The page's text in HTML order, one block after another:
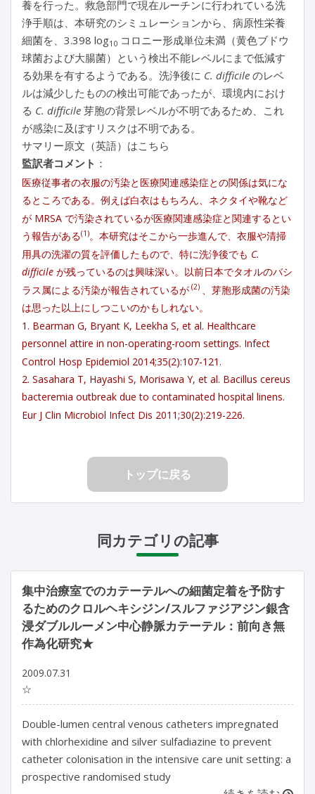
養を行った。救急部門で現在ルーチンに行われている洗
浄手順は、本研究のシミュレーションから、病原性栄養
細菌を、3.398 log10 コロニー形成単位未満（黄色ブドウ
球菌および大腸菌）という検出不能レベルにまで低減す
る効果を有するようである。洗浄後に C. difficile のレベ
ルは減少したものの検出可能であったが、環境内におけ
る C. difficile 芽胞の背景レベルが不明であるため、これ
が感染に及ぼすリスクは不明である。
サマリー原文（英語）はこちら
監訳者コメント ：
医療従事者の衣服の汚染と医療関連感染症との関係は気にな
るところである。例えば白衣はもちろん、ネクタイや靴など
が MRSA で汚染されているが医療関連感染症と関連するとい
う報告がある(1)。本研究はそこから一歩進んで、衣服や清掃
用具の洗濯の質を評価したもので、特に洗浄後でも C.
difficile が残っているのは興味深い。以前日本でタオルのバシ
ラス属による汚染が報告されているが (2)
、芽胞形成菌の汚染
は思った以上にしつこいのかもしれない。
1. Bearman G, Bryant K, Leekha S, et al. Healthcare
personnel attire in non-operating-room settings. Infect
Control Hosp Epidemiol 2014;35(2):107-121.
2. Sasahara T, Hayashi S, Morisawa Y, et al. Bacillus cereus
bacteremia outbreak due to contaminated hospital linens.
Eur J Clin Microbiol Infect Dis 2011;30(2):219-226.
トップに戻る
同カテゴリの記事
集中治療室でのカテーテルへの細菌定着を予防す
るためのクロルヘキシジン/スルファジアジン銀含
浸ダブルルーメン中心静脈カテーテル：前向き無
作為化研究★
2009.07.31
☆
Double-lumen central venous catheters impregnated
with chlorhexidine and silver sulfadiazine to prevent
catheter colonisation in the intensive care unit setting: a
prospective randomised study